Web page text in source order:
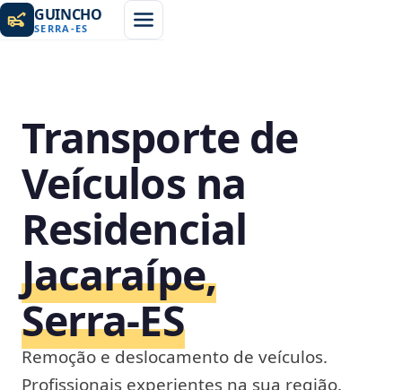
GUINCHO
SERRA -ES
Transporte de
Veículos na
Residencial
Jacaraípe,
Serra‑ES
Remoção e deslocamento de veículos.
Profissionais experientes na sua região.